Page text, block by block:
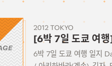
2012 TOKYO
[6박 7일 도쿄 여
6박 7일 도쿄 여행 일지